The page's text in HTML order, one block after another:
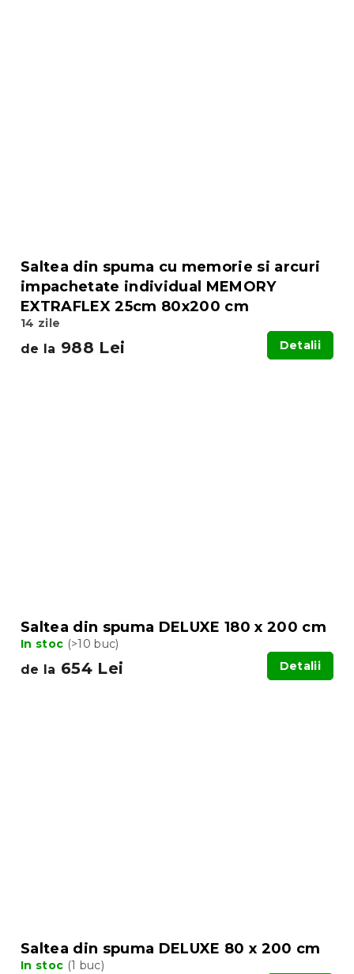
Saltea din spuma cu memorie si arcuri
impachetate individual MEMORY
EXTRAFLEX 25cm 80x200 cm
14 zile
de la 988 Lei Detalii
Saltea din spuma DELUXE 180 x 200 cm
In stoc (>10 buc)
de la 654 Lei Detalii
Saltea din spuma DELUXE 80 x 200 cm
In stoc (1 buc)